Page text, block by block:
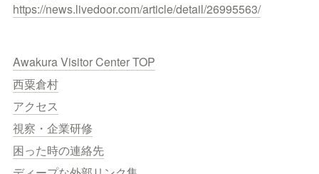
https://news.livedoor.com/article/detail/26995563/
Awakura Visitor Center TOP
西粟倉村
アクセス
視察・企業研修
困った時の連絡先